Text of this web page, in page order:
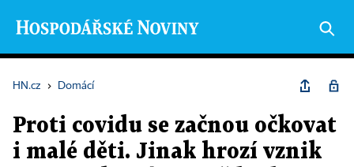
HN.cz › Domácí
Proti covidu se začnou očkovat
i malé děti. Jinak hrozí vznik